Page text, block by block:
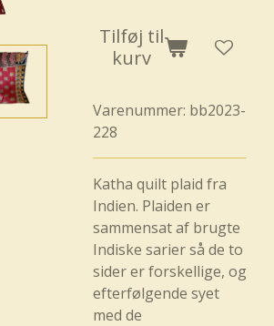
Tilføj til
kurv
Varenummer: bb2023-
228
Katha quilt plaid fra
Indien. Plaiden er
sammensat af brugte
Indiske sarier så de to
sider er forskellige, og
efterfølgende syet
med de